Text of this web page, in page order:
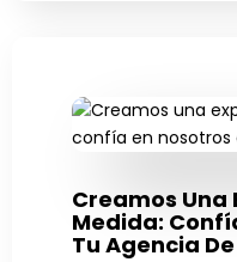
Creamos Una
Medida:
Tu Agencia